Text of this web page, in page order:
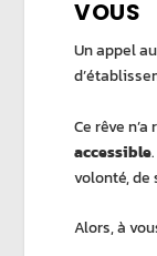
VOUS
Un appel
Ce rêve
accessible
volonté, de
Alors, à